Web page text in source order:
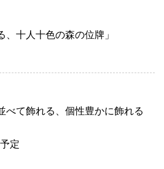
、十人十色の森の位牌」
べて飾れる、個性豊かに飾れる
定